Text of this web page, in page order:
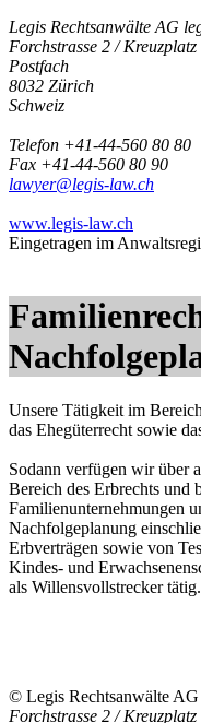
Legis Rechtsanwälte AG
Forchstrasse 2 / Kreuzplatz
Postfach
8032 Zürich
Schweiz
Telefon +41-44-560 80 80
Fax +41-44-560 80 90
lawyer@legis-law.ch
www.legis-law.ch
Eingetragen im
Unsere Tätigkeit im
das Ehegüterrecht sowie
Sodann verfügen wir über
Bereich des Erbrechts und
Familienunternehmungen
Nachfolgeplanung
Erbverträgen sowie von
Kindes- und
als Willensvollstrecker tätig.
© Legis Rechtsanwälte AG
Forchstrasse 2 / Kreuzplatz